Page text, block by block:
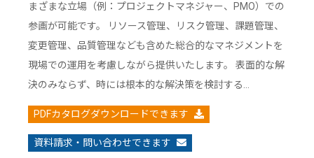
まざまな立場（例：プロジェクトマネジャー、PMO）での
参画が可能です。 リソース管理、リスク管理、課題管理、
変更管理、品質管理なども含めた総合的なマネジメントを
現場での運用を考慮しながら提供いたします。 表面的な解
決のみならず、時には根本的な解決策を検討する…
PDFカタログダウンロードできます
資料請求・問い合わせできます